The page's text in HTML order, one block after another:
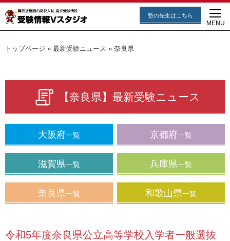
塾の先生はこちら
MENU
トップページ » 最新受験ニュース » 奈良県
【奈良県】最新受験ニュース
大阪府一覧 京都府一覧
滋賀県一覧 兵庫県一覧
奈良県一覧 和歌山県一覧
令和5年度奈良県公立高等学校入学者一般選抜